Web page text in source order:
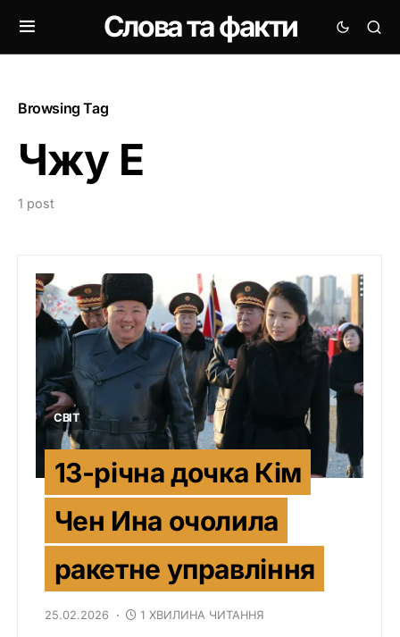
Слова та факти
Browsing Tag
Чжу Е
1 post
СВІТ
13-річна дочка Кім
Чен Ина очолила
ракетне управління
25.02.2026 1 ХВИЛИНА ЧИТАННЯ